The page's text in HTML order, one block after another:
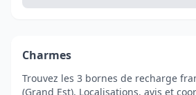
Charmes
Trouvez les 3 bornes de recharge
(Grand Est). Localisations, avis et